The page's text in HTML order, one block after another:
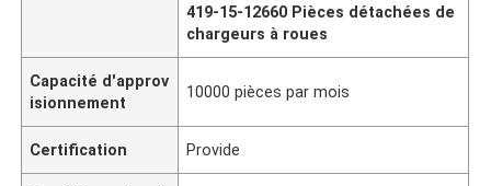
419-15-12660 Pièces détachées de
chargeurs à roues
Capacité d'approv
isionnement
10000 pièces par mois
Certification Provide